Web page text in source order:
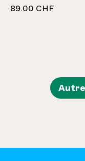
coussin une jolie
entreprise familiale
89.00 CHF